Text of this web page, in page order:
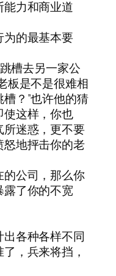
力和商业道
的最基本要
槽去另一家公
板是不是很难相
？”也许他的猜
这样，你也
迷惑，更不要
地抨击你的老
公司，那么你
了你的不宽
各种各样不同
，兵来将挡，